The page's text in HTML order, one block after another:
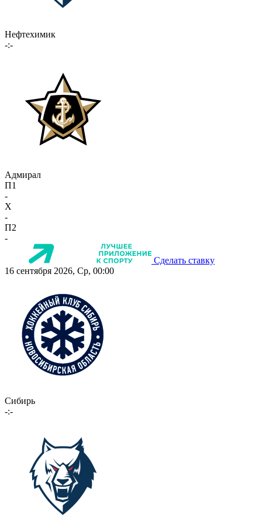
Нефтехимик
-:-
Адмирал
П1
-
X
-
П2
-
Сделать ставку
16 сентября 2026, Ср, 00:00
Сибирь
-:-